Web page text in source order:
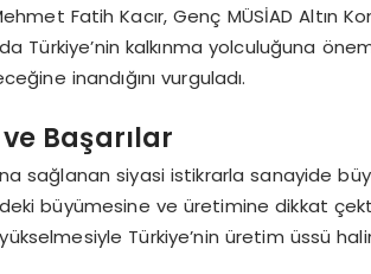
Fatih Kacır, Genç MÜSİAD Altın
Türkiye’nin kalkınma yolculuğuna
inandığını vurguladı.
Başarılar
sağlanan siyasi istikrarla sanayide
büyümesine ve üretimine dikkat
yükselmesiyle Türkiye’nin üretim üssü